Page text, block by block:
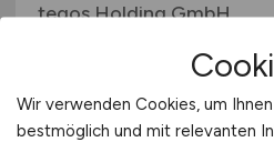
tegos Holding GmbH
Wir verwenden Cookies, um
bestmöglich und mit relevanten